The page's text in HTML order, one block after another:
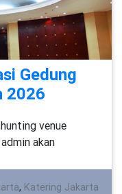
Gedung
2026
venue
akan
, Katering Jakarta